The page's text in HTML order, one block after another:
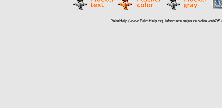
PalmHelp (www.PalmHelp.cz), informace nejen ze světa